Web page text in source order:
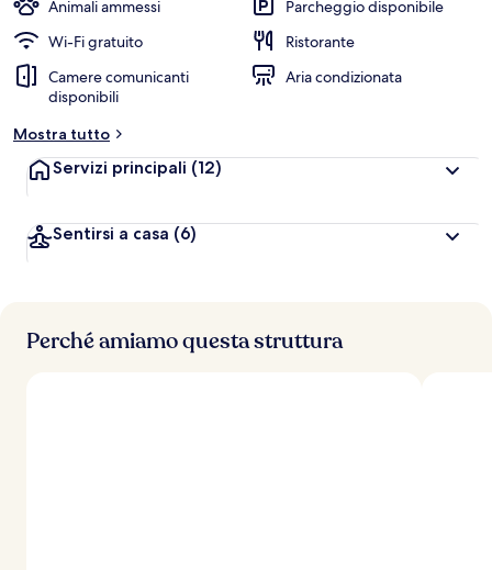
Animali ammessi
Parcheggio disponibile
Wi-Fi gratuito
Ristorante
Camere comunicanti
disponibili
Aria condizionata
Mostra tutto
Servizi principali (12)
Sentirsi a casa (6)
Perché amiamo questa struttura